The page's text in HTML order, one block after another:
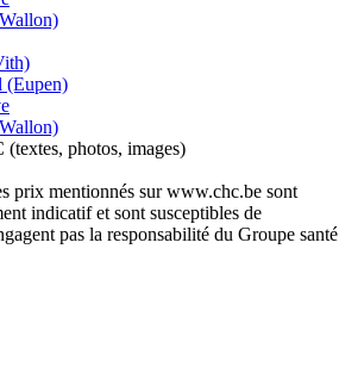
(Eupen)
photos, images)
prix mentionnés sur www.chc.be sont
indicatif et sont susceptibles de
pas la responsabilité du Groupe santé